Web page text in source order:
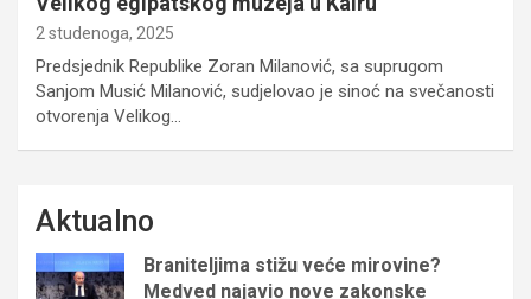
2 studenoga, 2025
Predsjednik Republike Zoran Milanović, sa suprugom
Sanjom Musić Milanović, sudjelovao je sinoć na svečanosti
otvorenja Velikog…
Aktualno
Braniteljima stižu veće mirovine?
Medved najavio nove zakonske